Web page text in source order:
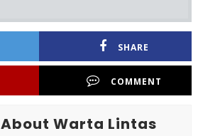
SHARE
COMMENT
About Warta Lintas